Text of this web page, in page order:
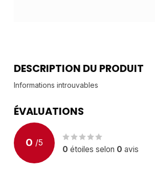
DESCRIPTION DU PRODUIT
Informations introuvables
ÉVALUATIONS
0 /5
0 étoiles selon 0 avis